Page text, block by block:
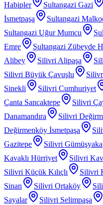
Habipler
Sultangazi Gazi
İsmetpaşa
Sultangazi
Sultangazi Uğur Mumcu
Emre
Sultangazi Zübeyde
Alibey
Silivri Alipaşa
Silivri Büyük Çavuşlu
Sinekli
Silivri Cumhuriyet
Çanta Sancaktepe
Silivri
Danamandıra
Silivri
Değirmenköy İsmetpaşa
Gazitepe
Silivri Gümüşyaka
Kavaklı Hürriyet
Silivri
Silivri Küçük Kılıçlı
Silivri
Sinan
Silivri Ortaköy
Sayalar
Silivri Selimpaşa